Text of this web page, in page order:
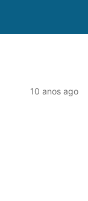
10 anos ago